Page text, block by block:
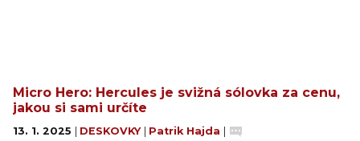
Micro Hero: Hercules je svižná sólovka za cenu,
jakou si sami určíte
13. 1. 2025 DESKOVKY Patrik Hajda